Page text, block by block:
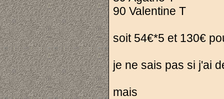
90 Valentine T
soit 54€*5 et 130€
je ne sais pas si j'ai
mais